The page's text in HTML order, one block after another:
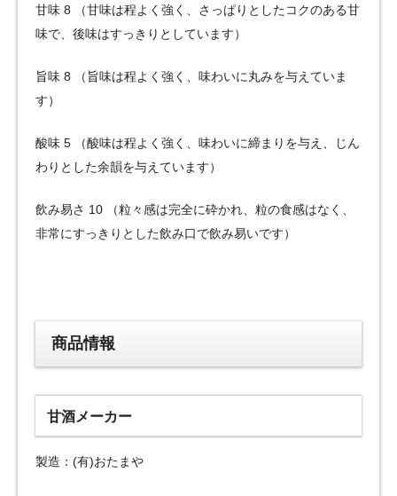
甘味 8 （甘味は程よく強く、さっぱりとしたコクのある甘
味で、後味はすっきりとしています）
旨味 8 （旨味は程よく強く、味わいに丸みを与えていま
す）
酸味 5 （酸味は程よく強く、味わいに締まりを与え、じん
わりとした余韻を与えています）
飲み易さ 10 （粒々感は完全に砕かれ、粒の食感はなく、
非常にすっきりとした飲み口で飲み易いです）
商品情報
甘酒メーカー
製造：(有)おたまや